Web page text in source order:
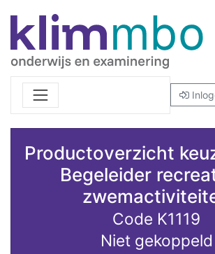
Productoverzicht
Begeleider
Code K1119
Niet gekoppeld